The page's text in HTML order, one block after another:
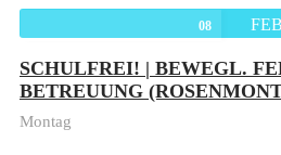
08
SCHULFREI! | BEWEGL.
BETREUUNG
Montag